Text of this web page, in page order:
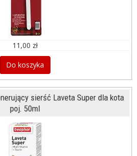
11,00 zł
Do koszyka
sierść Laveta Super dla kota
poj. 50ml